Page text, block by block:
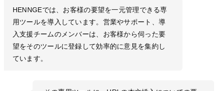
HENNGEでは、お客様の要望を一元管理できる専
用ツールを導入しています。営業やサポート、導
入支援チームのメンバーは、お客様から伺った要
望をそのツールに登録して効率的に意見を集約し
ています。